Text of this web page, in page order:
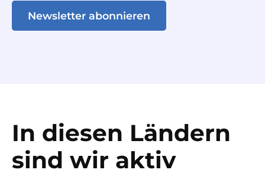
Newsletter abonnieren
In diesen Ländern
sind wir aktiv